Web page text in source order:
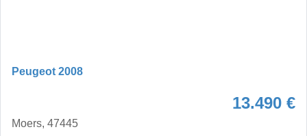
Peugeot 2008
13.490 €
Moers, 47445